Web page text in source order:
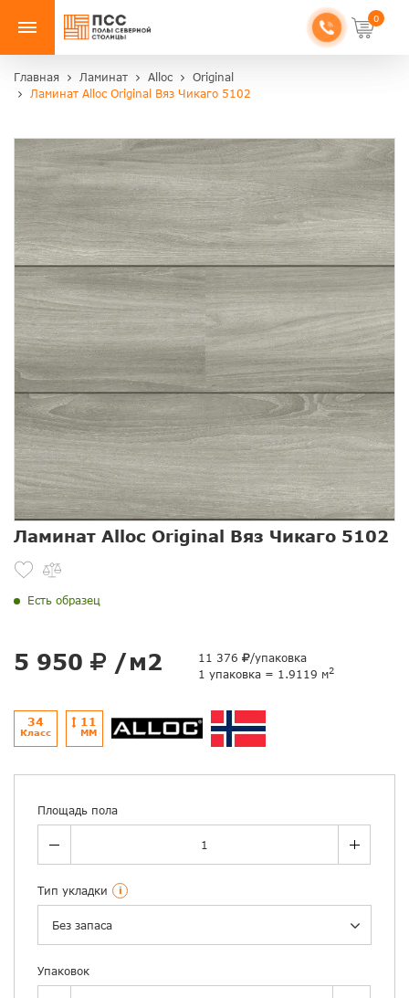
0
Главная Ламинат Alloc
Original
Ламинат Alloc Original Вяз Чикаго 5102
Ламинат Alloc Original Вяз Чикаго 5102
Есть образец
5 950 /м2 11 376
/упаковка
1 упаковка = 1.9119 м2
34
Класс
11
ММ
Площадь пола
Тип укладки i
Без запаса
Упаковок